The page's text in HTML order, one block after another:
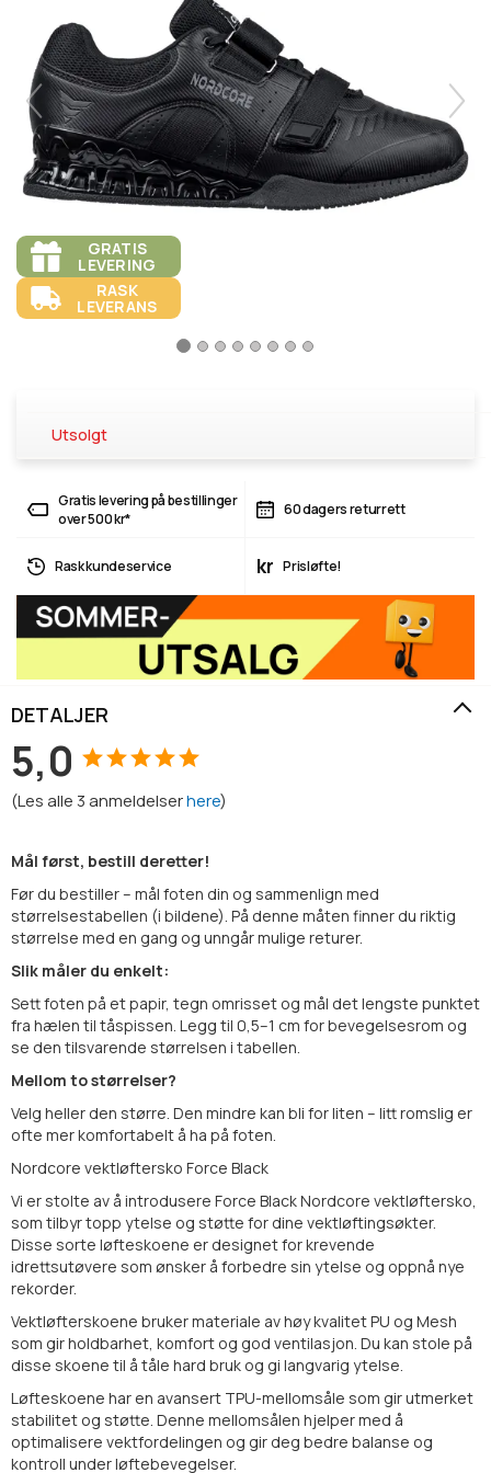
GRATIS
LEVERING
RASK
LEVERANS
Utsolgt
Gratis levering på bestillinger
over 500 kr*
60 dagers returrett
Rask kundeservice kr Prisløfte!
DETALJER
5,0
(Les alle 3anmeldelserhere)
Mål først, bestill deretter!
Før du bestiller – mål foten din og sammenlign med
størrelsestabellen (i bildene). På denne måten finner du riktig
størrelse med en gang og unngår mulige returer.
Slik måler du enkelt:
Sett foten på et papir, tegn omrisset og mål det lengste punktet
fra hælen til tåspissen. Legg til 0,5–1 cm for bevegelsesrom og
se den tilsvarende størrelsen i tabellen.
Mellom to størrelser?
Velg heller den større. Den mindre kan bli for liten – litt romslig er
ofte mer komfortabelt å ha på foten.
Nordcore vektløftersko Force Black
Vi er stolte av å introdusere Force Black Nordcore vektløftersko,
som tilbyr topp ytelse og støtte for dine vektløftingsøkter.
Disse sorte løfteskoene er designet for krevende
idrettsutøvere som ønsker å forbedre sin ytelse og oppnå nye
rekorder.
Vektløfterskoene bruker materiale av høy kvalitet PU og Mesh
som gir holdbarhet, komfort og god ventilasjon. Du kan stole på
disse skoene til å tåle hard bruk og gi langvarig ytelse.
Løfteskoene har en avansert TPU-mellomsåle som gir utmerket
stabilitet og støtte. Denne mellomsålen hjelper med å
optimalisere vektfordelingen og gir deg bedre balanse og
kontroll under løftebevegelser.